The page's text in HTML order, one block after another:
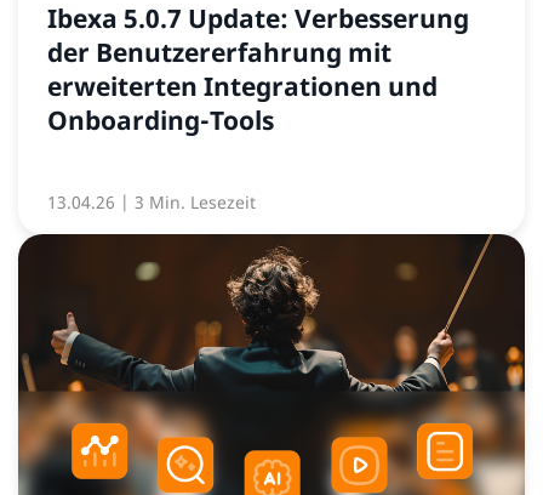
Ibexa 5.0.7 Update: Verbesserung
der Benutzererfahrung mit
erweiterten Integrationen und
Onboarding-Tools
13.04.26 | 3 Min. Lesezeit